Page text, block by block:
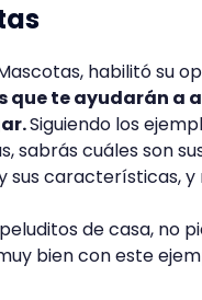
habilitó su
que te ayudarán a
Siguiendo los
cuáles son
sus características, y
de casa, no
bien con este